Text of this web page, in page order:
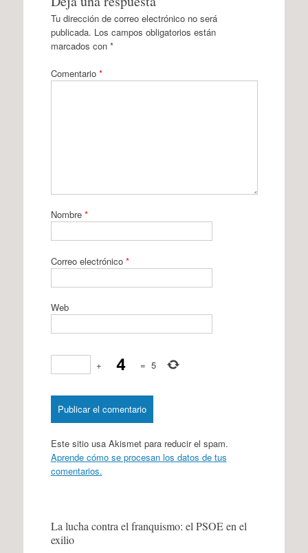
Tu dirección de correo electrónico no será
publicada. Los campos obligatorios están
marcados con *
Comentario *
Nombre *
Correo electrónico *
Web
+ = 5
Este sitio usa Akismet para reducir el spam.
Aprende cómo se procesan los datos de tus
comentarios.
La lucha contra el franquismo: el PSOE en el
exilio